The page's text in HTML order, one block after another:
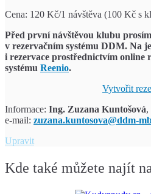
Cena: 120 Kč/1 návštěva (100 Kč s
Před první návštěvou klubu
v rezervačním systému DDM. Na
i rezervace prostřednictvím online
systému Reenio.
Vytvořit
Informace: Ing. Zuzana Kuntošová,
e-mail: zuzana.kuntosova@ddm-
UpravitKlub
Kde také můžete najít